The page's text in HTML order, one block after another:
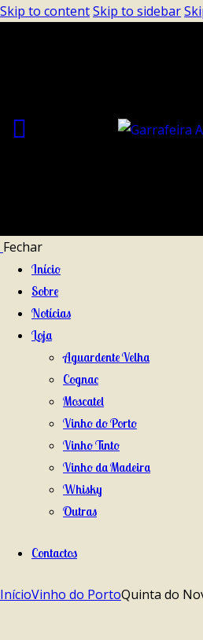
Skip to contentSkip to sidebar
Fechar
Início
Sobre
Notícias
Loja
Aguardente Velha
Cognac
Moscatel
Vinho do Porto
Vinho Tinto
Vinho da Madeira
Whisky
Outras
Contactos
InícioVinho do PortoQuinta do